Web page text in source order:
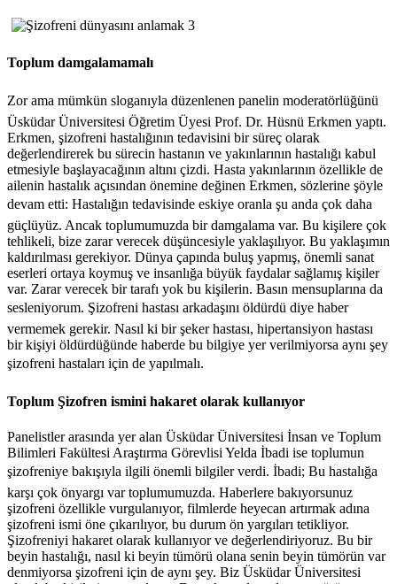
Toplum damgalamamalı
Zor ama mümkün sloganıyla düzenlenen panelin moderatörlüğünü
Üsküdar Üniversitesi Öğretim Üyesi Prof. Dr. Hüsnü Erkmen yaptı.
Erkmen, şizofreni hastalığının tedavisini bir süreç olarak
değerlendirerek bu sürecin hastanın ve yakınlarının hastalığı kabul
etmesiyle başlayacağının altını çizdi. Hasta yakınlarının özellikle de
ailenin hastalık açısından önemine değinen Erkmen, sözlerine şöyle
devam etti: Hastalığın tedavisinde eskiye oranla şu anda çok daha
güçlüyüz. Ancak toplumumuzda bir damgalama var. Bu kişilere çok
tehlikeli, bize zarar verecek düşüncesiyle yaklaşılıyor. Bu yaklaşımın
kaldırılması gerekiyor. Dünya çapında buluş yapmış, önemli sanat
eserleri ortaya koymuş ve insanlığa büyük faydalar sağlamış kişiler
var. Zarar verecek bir tarafı yok bu kişilerin. Basın mensuplarına da
sesleniyorum. Şizofreni hastası arkadaşını öldürdü diye haber
vermemek gerekir. Nasıl ki bir şeker hastası, hipertansiyon hastası
bir kişiyi öldürdüğünde haberde bu bilgiye yer verilmiyorsa aynı şey
şizofreni hastaları için de yapılmalı.
Toplum Şizofren ismini hakaret olarak kullanıyor
Panelistler arasında yer alan Üsküdar Üniversitesi İnsan ve Toplum
Bilimleri Fakültesi Araştırma Görevlisi Yelda İbadi ise toplumun
şizofreniye bakışıyla ilgili önemli bilgiler verdi. İbadi; Bu hastalığa
karşı çok önyargı var toplumumuzda. Haberlere bakıyorsunuz
şizofreni özellikle vurgulanıyor, filmlerde heyecan artırmak adına
şizofreni ismi öne çıkarılıyor, bu durum ön yargıları tetikliyor.
Şizofreniyi hakaret olarak kullanıyor ve değerlendiriyoruz. Bu bir
beyin hastalığı, nasıl ki beyin tümörü olana senin beyin tümörün var
denmiyorsa şizofreni için de aynı şey. Biz Üsküdar Üniversitesi